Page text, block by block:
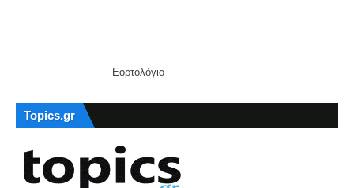
Εορτολόγιο
Topics.gr